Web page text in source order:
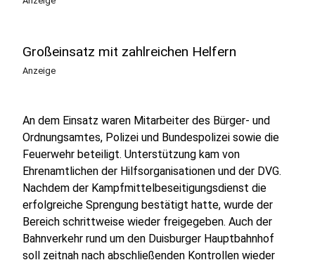
Großeinsatz mit zahlreichen Helfern
Anzeige
An dem Einsatz waren Mitarbeiter des Bürger- und
Ordnungsamtes, Polizei und Bundespolizei sowie die
Feuerwehr beteiligt. Unterstützung kam von
Ehrenamtlichen der Hilfsorganisationen und der DVG.
Nachdem der Kampfmittelbeseitigungsdienst die
erfolgreiche Sprengung bestätigt hatte, wurde der
Bereich schrittweise wieder freigegeben. Auch der
Bahnverkehr rund um den Duisburger Hauptbahnhof
soll zeitnah nach abschließenden Kontrollen wieder